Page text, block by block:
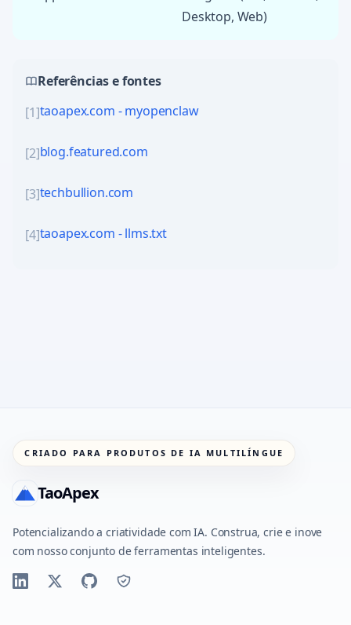
Desktop, Web)
Referências e fontes
[1]taoapex.com - myopenclaw
[2]blog.featured.com
[3]techbullion.com
[4]taoapex.com - llms.txt
CRIADO PARA PRODUTOS DE IA MULTILÍNGUE
TaoApex
Potencializando a criatividade com IA. Construa, crie e inove
com nosso conjunto de ferramentas inteligentes.